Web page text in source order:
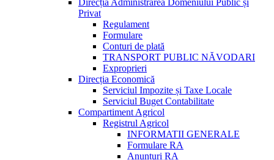
Direcția Administrarea Domeniului Public și
Privat
Regulament
Formulare
Conturi de plată
TRANSPORT PUBLIC NĂVODARI
Exproprieri
Direcția Economică
Serviciul Impozite și Taxe Locale
Serviciul Buget Contabilitate
Compartiment Agricol
Registrul Agricol
INFORMATII GENERALE
Formulare RA
Anunțuri RA